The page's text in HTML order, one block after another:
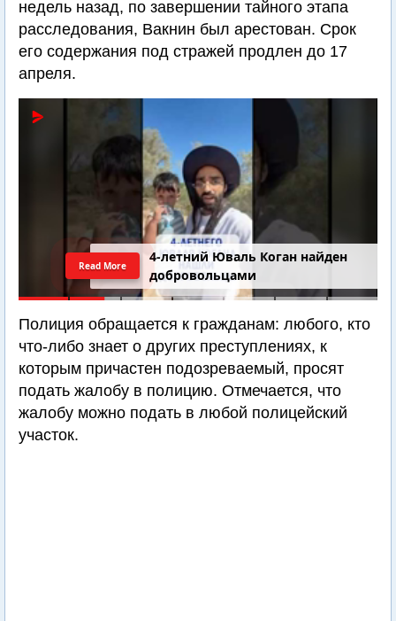
недель назад, по завершении тайного этапа
расследования, Вакнин был арестован. Срок
его содержания под стражей продлен до 17
апреля.
4-летний Юваль Коган найден
добровольцами
Read More
Полиция обращается к гражданам: любого, кто
что-либо знает о других преступлениях, к
которым причастен подозреваемый, просят
подать жалобу в полицию. Отмечается, что
жалобу можно подать в любой полицейский
участок.